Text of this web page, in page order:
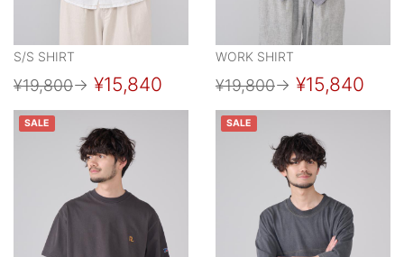
S/S SHIRT
¥19,800→ ¥15,840
WORK SHIRT
¥19,800→ ¥15,840
SALE SALE